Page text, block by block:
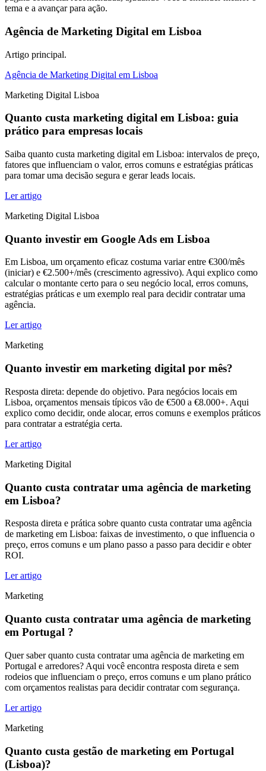
tema e a avançar para ação.
Agência de Marketing Digital em Lisboa
Artigo principal.
Agência de Marketing Digital em Lisboa
Marketing Digital Lisboa
Quanto custa marketing digital em Lisboa: guia
prático para empresas locais
Saiba quanto custa marketing digital em Lisboa: intervalos de preço,
fatores que influenciam o valor, erros comuns e estratégias práticas
para tomar uma decisão segura e gerar leads locais.
Ler artigo
Marketing Digital Lisboa
Quanto investir em Google Ads em Lisboa
Em Lisboa, um orçamento eficaz costuma variar entre €300/mês
(iniciar) e €2.500+/mês (crescimento agressivo). Aqui explico como
calcular o montante certo para o seu negócio local, erros comuns,
estratégias práticas e um exemplo real para decidir contratar uma
agência.
Ler artigo
Marketing
Quanto investir em marketing digital por mês?
Resposta direta: depende do objetivo. Para negócios locais em
Lisboa, orçamentos mensais típicos vão de €500 a €8.000+. Aqui
explico como decidir, onde alocar, erros comuns e exemplos práticos
para contratar a estratégia certa.
Ler artigo
Marketing Digital
Quanto custa contratar uma agência de marketing
em Lisboa?
Resposta direta e prática sobre quanto custa contratar uma agência
de marketing em Lisboa: faixas de investimento, o que influencia o
preço, erros comuns e um plano passo a passo para decidir e obter
ROI.
Ler artigo
Marketing
Quanto custa contratar uma agência de marketing
em Portugal ?
Quer saber quanto custa contratar uma agência de marketing em
Portugal e arredores? Aqui você encontra resposta direta e sem
rodeios que influenciam o preço, erros comuns e um plano prático
com orçamentos realistas para decidir contratar com segurança.
Ler artigo
Marketing
Quanto custa gestão de marketing em Portugal
(Lisboa)?